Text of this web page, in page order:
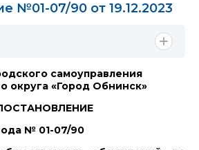
№01-07/90 от 19.12.2023
самоуправления
округа «Город Обнинск»
№ 01-07/90